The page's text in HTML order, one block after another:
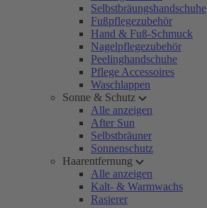
Selbstbräungshandschuhe
Fußpflegezubehör
Hand & Fuß-Schmuck
Nagelpflegezubehör
Peelinghandschuhe
Pflege Accessoires
Waschlappen
Sonne & Schutz
Alle anzeigen
After Sun
Selbstbräuner
Sonnenschutz
Haarentfernung
Alle anzeigen
Kalt- & Warmwachs
Rasierer